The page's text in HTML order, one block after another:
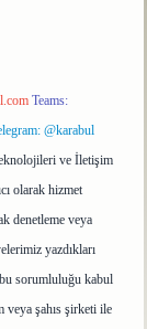
Teams:
@karabul
ve İletişim
olarak hizmet
denetleme veya
yazdıkları
sorumluluğu kabul
veya şahıs şirketi ile